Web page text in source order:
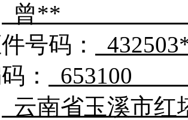
曾**
号码：
：
653100
云南省玉溪市红